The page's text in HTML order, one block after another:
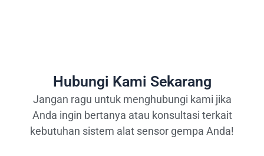
Hubungi Kami Sekarang
Jangan ragu untuk menghubungi kami jika
Anda ingin bertanya atau konsultasi terkait
kebutuhan sistem alat sensor gempa Anda!